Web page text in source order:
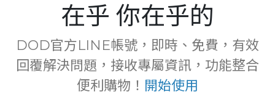
在乎 你在乎的
DOD官方LINE帳號，即時、免費，有效
回覆解決問題，接收專屬資訊，功能整合
便利購物！ 開始使用